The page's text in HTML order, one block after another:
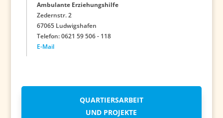
Ambulante Erziehungshilfe
Zedernstr. 2
67065 Ludwigshafen
Telefon: 0621 59 506 - 118
E-Mail
QUARTIERSARBEIT
UND PROJEKTE